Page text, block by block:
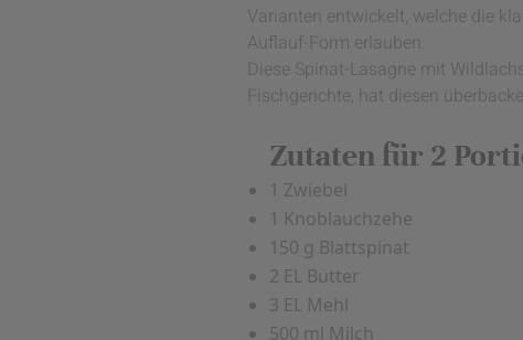
Varianten entwickelt, welche die
Auflauf-Form erlauben.
Diese Spinat-Lasagne mit
Fischgerichte, hat diesen
Zutaten für 2
1 Zwiebel
1 Knoblauchzehe
150 g Blattspinat
2 EL Butter
3 EL Mehl
500 ml Milch